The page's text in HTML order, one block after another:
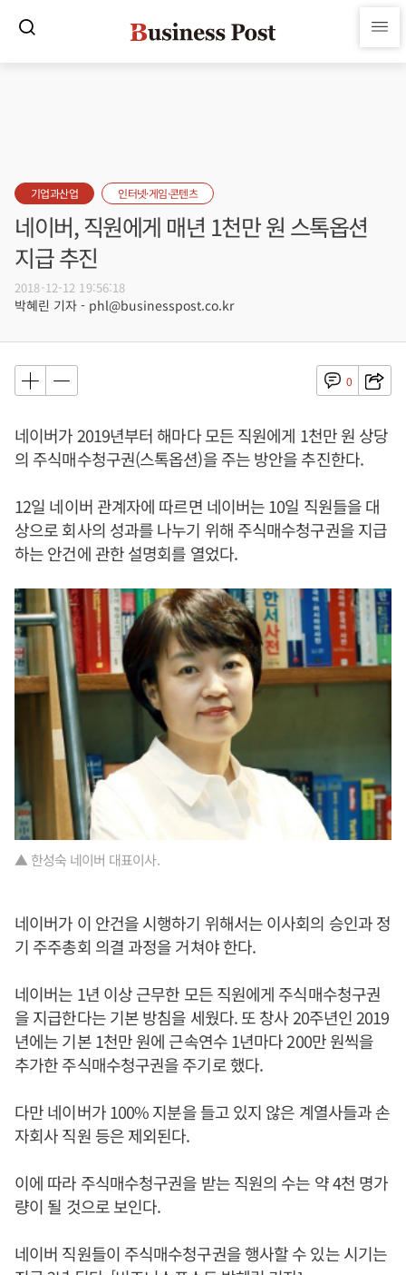
기업과산업 인터넷·게임·콘텐츠
네이버, 직원에게 매년 1천만 원 스톡옵션
지급 추진
2018-12-12 19:56:18
박혜린 기자 - phl@businesspost.co.kr
0
네이버가 2019년부터 해마다 모든 직원에게 1천만 원 상당
의 주식매수청구권(스톡옵션)을 주는 방안을 추진한다.
12일 네이버 관계자에 따르면 네이버는 10일 직원들을 대
상으로 회사의 성과를 나누기 위해 주식매수청구권을 지급
하는 안건에 관한 설명회를 열었다.
▲ 한성숙 네이버 대표이사.
네이버가 이 안건을 시행하기 위해서는 이사회의 승인과 정
기 주주총회 의결 과정을 거쳐야 한다.
네이버는 1년 이상 근무한 모든 직원에게 주식매수청구권
을 지급한다는 기본 방침을 세웠다. 또 창사 20주년인 2019
년에는 기본 1천만 원에 근속연수 1년마다 200만 원씩을
추가한 주식매수청구권을 주기로 했다.
다만 네이버가 100% 지분을 들고 있지 않은 계열사들과 손
자회사 직원 등은 제외된다.
이에 따라 주식매수청구권을 받는 직원의 수는 약 4천 명가
량이 될 것으로 보인다.
네이버 직원들이 주식매수청구권을 행사할 수 있는 시기는